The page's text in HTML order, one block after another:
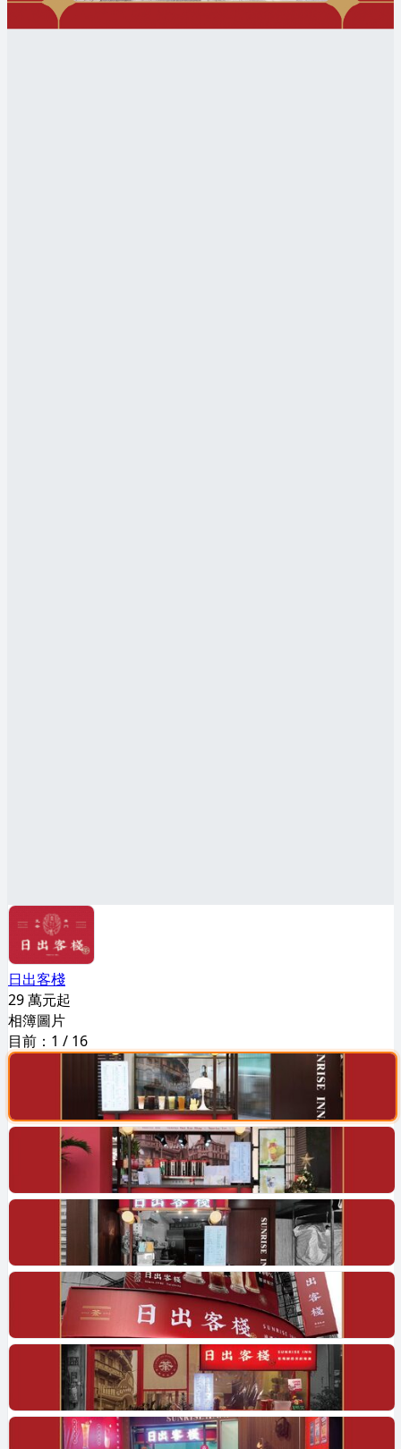
日出客棧
29 萬元起
相簿圖片
目前： 1 / 16